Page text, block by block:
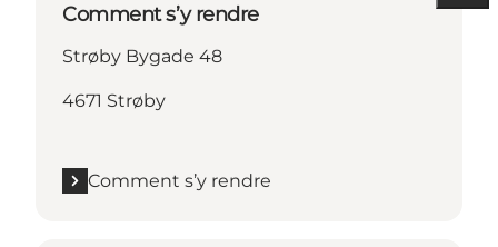
Comment s’y rendre
Strøby Bygade 48
4671 Strøby
Comment s’y rendre